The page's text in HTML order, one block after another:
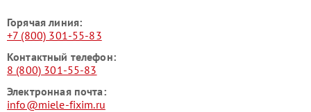
Горячая линия:
+7 (800) 301-55-83
Контактный телефон:
8 (800) 301-55-83
Электронная почта:
info@miele-fixim.ru